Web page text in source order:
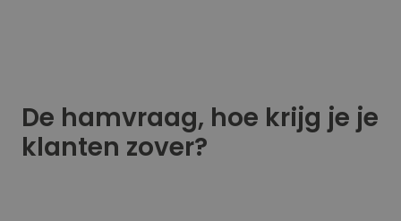
De hamvraag, hoe krijg je je
klanten zover?